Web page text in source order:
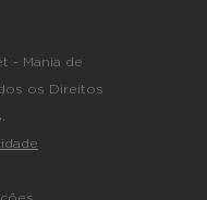
- Mania de
os Direitos